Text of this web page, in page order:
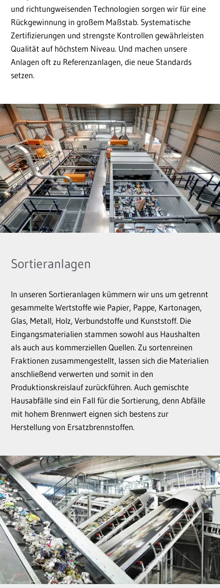
und richtungweisenden Technologien sorgen wir für eine
Rückgewinnung in großem Maßstab. Systematische
Zertifizierungen und strengste Kontrollen gewährleisten
Qualität auf höchstem Niveau. Und machen unsere
Anlagen oft zu Referenzanlagen, die neue Standards
setzen.
Sortieranlagen
In unseren Sortieranlagen kümmern wir uns um getrennt
gesammelte Wertstoffe wie Papier, Pappe, Kartonagen,
Glas, Metall, Holz, Verbundstoffe und Kunststoff. Die
Eingangsmaterialien stammen sowohl aus Haushalten
als auch aus kommerziellen Quellen. Zu sortenreinen
Fraktionen zusammengestellt, lassen sich die Materialien
anschließend verwerten und somit in den
Produktionskreislauf zurückführen. Auch gemischte
Hausabfälle sind ein Fall für die Sortierung, denn Abfälle
mit hohem Brennwert eignen sich bestens zur
Herstellung von Ersatzbrennstoffen.